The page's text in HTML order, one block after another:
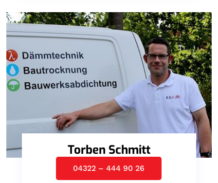
Torben Schmitt
04322 – 444 90 26